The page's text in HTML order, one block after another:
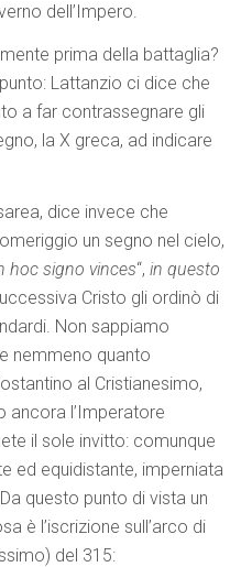
dell’Impero.
prima della battaglia?
Lattanzio ci dice che
a far contrassegnare gli
la X greca, ad indicare
dice invece che
un segno nel cielo,
hoc signo vinces“, in questo
Cristo gli ordinò di
Non sappiamo
nemmeno quanto
al Cristianesimo,
l’Imperatore
il sole invitto: comunque
ed equidistante, imperniata
questo punto di vista un
è l’iscrizione sull’arco di
del 315: